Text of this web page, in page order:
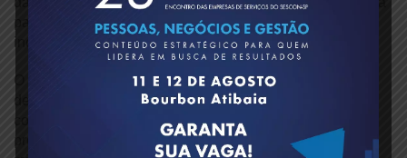
parceria com a FAPESP em questões relacionadas à
inovação em todo o Estado.
O presidente do Sescon-SP, Antonio Carlos Santos,
destacou que a capilaridade das empresas de
contabilidade é um diferencial para ampliar o alcance do
programa, já que o setor mantém contato direto com